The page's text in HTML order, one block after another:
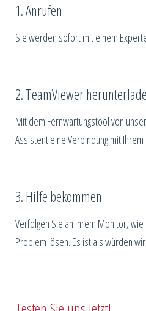
1. Anrufen
Sie werden sofort mit einem
2. TeamViewer
Mit dem Fernwartungstool von
Assistent eine Verbindung mit Ihrem
3. Hilfe bekommen
Verfolgen Sie an Ihrem Monitor,
Problem lösen. Es ist als würden